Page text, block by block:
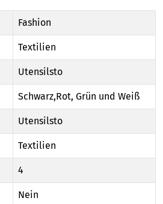
Fashion
Textilien
Utensilsto
Schwarz,Rot, Grün und Weiß
Utensilsto
Textilien
4
Nein